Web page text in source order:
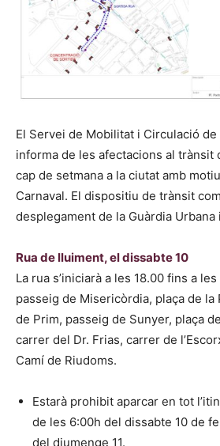
El Servei de Mobilitat i Circulació de
informa de les afectacions al trànsit
cap de setmana a la ciutat amb
Carnaval. El dispositiu de trànsit
desplegament de la Guàrdia
Rua de lluiment, el dissabte 10
La rua s’iniciarà a les 18.00 fins a
passeig de Misericòrdia, plaça de la
de Prim, passeig de Sunyer, plaça
carrer del Dr. Frias, carrer de
Camí de Riudoms.
Estarà prohibit aparcar en tot
de les 6:00h del dissabte 10 de
del diumenge 11.